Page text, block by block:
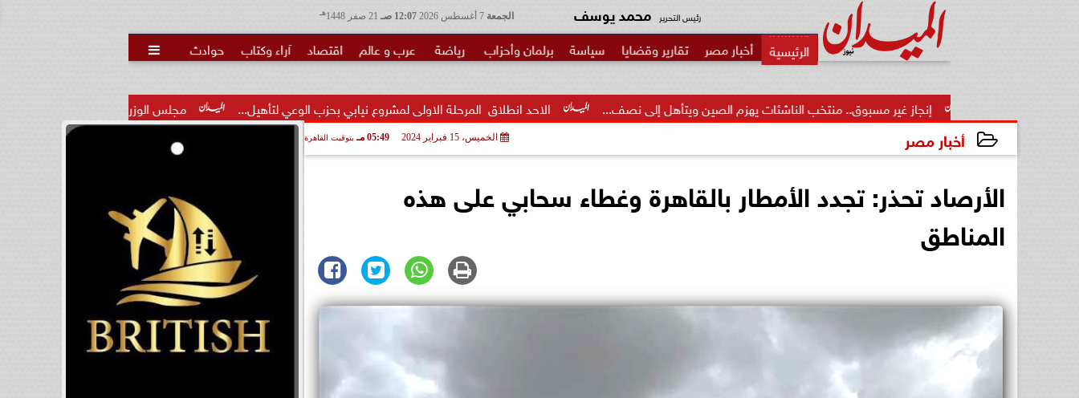
الجمعة 12:07 صـ هـ رئيس التحرير محمد يوسف
أخبار مصر تقارير وقضايا سياسة برلمان وأحزاب رياضة عرب و عالم اقتصاد آراء وكتاب حوادث 
مجلس الوزراء يوافق على تعديل بعض أحكام القرار الاحد انطلاق  المرحلة الاولى لمشروع نيابي بحزب الوعي لتأهيل... إنجاز غير مسبوق.. منتخب الناشئات يهزم الصين ويتأهل إلى نصف...
أخبار مصر الخميس، 15 فبراير 2024 05:49 مـ بتوقيت القاهرة
الأرصاد تحذر: تجدد الأمطار بالقاهرة وغطاء سحابي على هذه
المناطق